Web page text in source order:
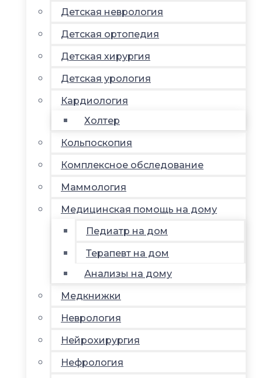
Детская неврология
Детская ортопедия
Детская хирургия
Детская урология
Кардиология
Холтер
Кольпоскопия
Комплексное обследование
Маммология
Медицинская помощь на дому
Педиатр на дом
Терапевт на дом
Анализы на дому
Медкнижки
Неврология
Нейрохирургия
Нефрология